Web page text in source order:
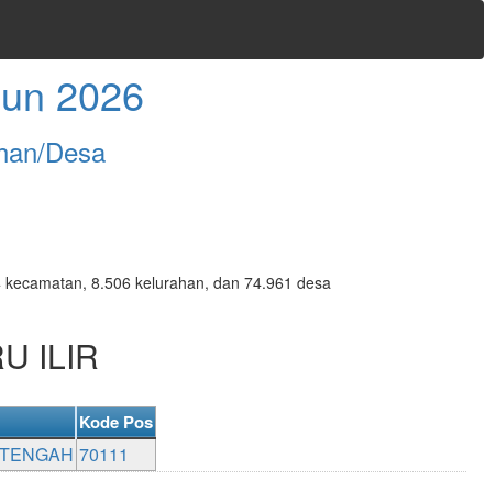
2026
Desa
8.506 kelurahan, dan 74.961 desa
ILIR
Kode Pos
70111